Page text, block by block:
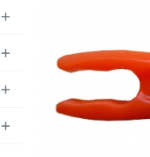



